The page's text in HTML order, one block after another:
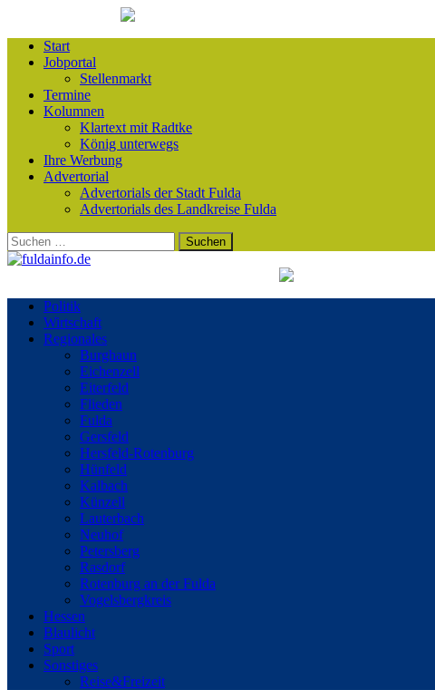
Start
Jobportal
Stellenmarkt
Termine
Kolumnen
Klartext mit Radtke
König unterwegs
Ihre Werbung
Advertorial
Advertorials der Stadt Fulda
Advertorials des Landkreise Fulda
Suchen
nach:
Politik
Wirtschaft
Regionales
Burghaun
Eichenzell
Eiterfeld
Flieden
Fulda
Gersfeld
Hersfeld-Rotenburg
Hünfeld
Kalbach
Künzell
Lauterbach
Neuhof
Petersberg
Rasdorf
Rotenburg an der Fulda
Vogelsbergkreis
Hessen
Blaulicht
Sport
Sonstiges
Reise&Freizeit